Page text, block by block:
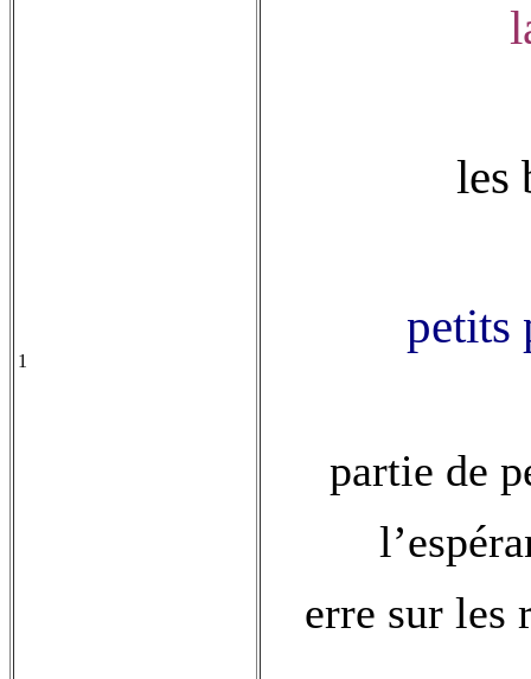
1
les
petits
partie de
erre sur les